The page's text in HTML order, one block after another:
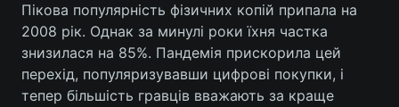
Пікова популярність фізичних копій припала на
2008 рік. Однак за минулі роки їхня частка
знизилася на 85%. Пандемія прискорила цей
перехід, популяризувавши цифрові покупки, і
тепер більшість гравців вважають за краще